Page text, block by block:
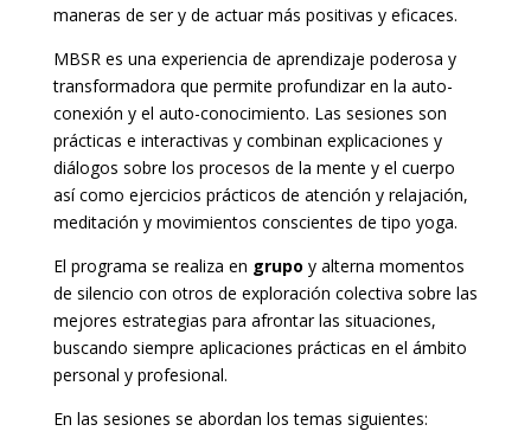
maneras de ser y de actuar más positivas y eficaces.
MBSR es una experiencia de aprendizaje poderosa y
transformadora que permite profundizar en la auto-
conexión y el auto-conocimiento. Las sesiones son
prácticas e interactivas y combinan explicaciones y
diálogos sobre los procesos de la mente y el cuerpo
así como ejercicios prácticos de atención y relajación,
meditación y movimientos conscientes de tipo yoga.
El programa se realiza en grupo y alterna momentos
de silencio con otros de exploración colectiva sobre las
mejores estrategias para afrontar las situaciones,
buscando siempre aplicaciones prácticas en el ámbito
personal y profesional.
En las sesiones se abordan los temas siguientes: